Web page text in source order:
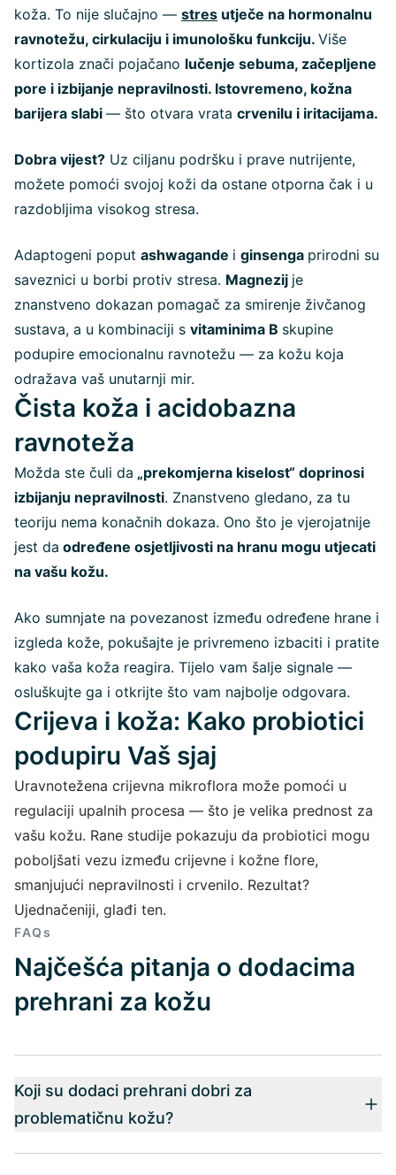
koža. To nije slučajno — stres utječe na hormonalnu
ravnotežu, cirkulaciju i imunološku funkciju. Više
kortizola znači pojačano lučenje sebuma, začepljene
pore i izbijanje nepravilnosti. Istovremeno, kožna
barijera slabi — što otvara vrata crvenilu i iritacijama.
Dobra vijest? Uz ciljanu podršku i prave nutrijente,
možete pomoći svojoj koži da ostane otporna čak i u
razdobljima visokog stresa.
Adaptogeni poput ashwagande i ginsenga prirodni su
saveznici u borbi protiv stresa. Magnezij je
znanstveno dokazan pomagač za smirenje živčanog
sustava, a u kombinaciji s vitaminima B skupine
podupire emocionalnu ravnotežu — za kožu koja
odražava vaš unutarnji mir.
Čista koža i acidobazna
ravnoteža
Možda ste čuli da „prekomjerna kiselost“ doprinosi
izbijanju nepravilnosti. Znanstveno gledano, za tu
teoriju nema konačnih dokaza. Ono što je vjerojatnije
jest da određene osjetljivosti na hranu mogu utjecati
na vašu kožu.
Ako sumnjate na povezanost između određene hrane i
izgleda kože, pokušajte je privremeno izbaciti i pratite
kako vaša koža reagira. Tijelo vam šalje signale —
osluškujte ga i otkrijte što vam najbolje odgovara.
Crijeva i koža: Kako probiotici
podupiru Vaš sjaj
Uravnotežena crijevna mikroflora može pomoći u
regulaciji upalnih procesa — što je velika prednost za
vašu kožu. Rane studije pokazuju da probiotici mogu
poboljšati vezu između crijevne i kožne flore,
smanjujući nepravilnosti i crvenilo. Rezultat?
Ujednačeniji, glađi ten.
FAQs
Najčešća pitanja o dodacima
prehrani za kožu
Koji su dodaci prehrani dobri za
problematičnu kožu?